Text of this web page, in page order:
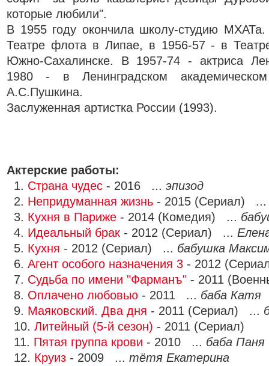
которые любили".
В 1955 году окончила школу-студию
Театре флота в Липае, в 1956-57 - в
Южно-Сахалинске. В 1957-74 - актриса
1980 - в Ленинградском
А.С.Пушкина.
Заслуженная артистка России (1993).
Актерские работы:
1. Страна чудес - 2016 ... эпизод
2. Непридуманная жизнь - 2015 (Сериал)
3. Кухня в Париже - 2014 (Комедия) ...
4. Идеальный брак - 2012 (Сериал) ...
5. Кухня - 2012 (Сериал) ... бабушка
6. Агент особого назначения 3 - 2012
7. Судьба по имени "Фарманъ" - 2011
8. Оплачено любовью - 2011 ... баба Катя
9. Маяковский. Два дня - 2011 (Сериал) ...
10. Литейный (5-й сезон) - 2011 (Сериал)
11. Пятая группа крови - 2010 ... баба Паня
12. Круиз - 2009 ... тётя Екатерина